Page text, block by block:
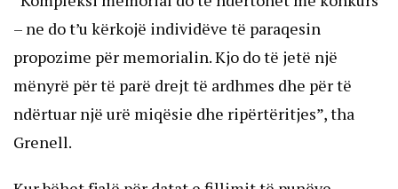
– ne do t’u kërkojë individëve të paraqesin
propozime për memorialin. Kjo do të jetë një
mënyrë për të parë drejt të ardhmes dhe për të
ndërtuar një urë miqësie dhe ripërtëritjes”, tha
Grenell.